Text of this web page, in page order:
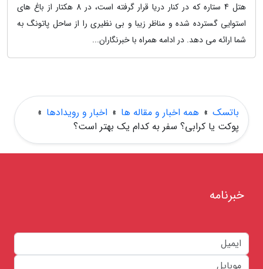
هتل 4 ستاره که در کنار دریا قرار گرفته است، در 8 هکتار از باغ های
استوایی گسترده شده و مناظر زیبا و بی نظیری را از ساحل پاتونگ به
شما ارائه می دهد. در ادامه همراه با خبرنگاران...
باتسک » همه اخبار و مقاله ها » اخبار و رویدادها »
پوکت یا کرابی؟ سفر به کدام یک بهتر است؟
خبرنامه